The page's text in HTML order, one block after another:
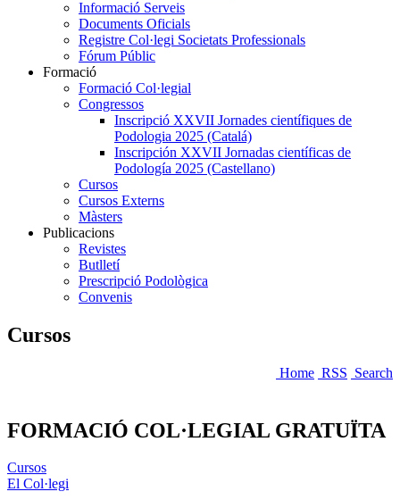
Informació Serveis
Documents Oficials
Registre Col·legi Societats Professionals
Fórum Públic
Formació
Formació Col·legial
Congressos
Inscripció XXVII Jornades científiques de
Podologia 2025 (Catalá)
Inscripción XXVII Jornadas científicas de
Podología 2025 (Castellano)
Cursos
Cursos Externs
Màsters
Publicacions
Revistes
Butlletí
Prescripció Podològica
Convenis
Cursos
Home RSS Search
FORMACIÓ COL·LEGIAL GRATUÏTA
Cursos
El Col·legi